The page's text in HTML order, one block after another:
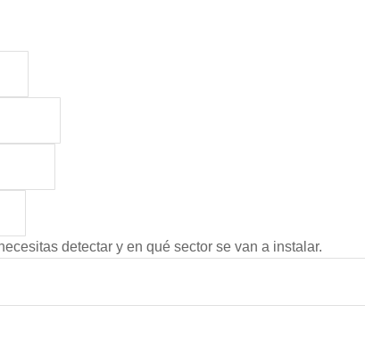
detectar y en qué sector se van a instalar.